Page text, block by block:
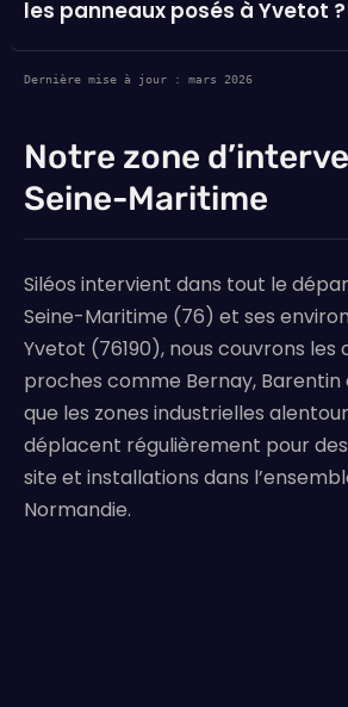
les panneaux posés à Yvetot ?
Dernière mise à jour : mars 2026
Notre zone
Seine-Maritime
Siléos intervient dans tout le
Seine-Maritime (76) et ses
Yvetot (76190), nous couvrons les
proches comme Bernay, Barentin
que les zones industrielles
déplacent régulièrement pour
site et installations dans
Normandie.